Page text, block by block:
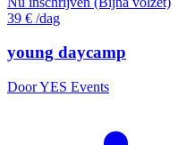
39 € /dag
young daycamp
Door YES Events